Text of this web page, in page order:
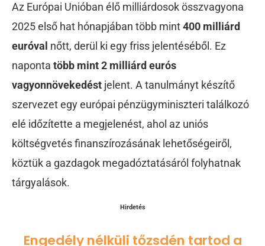
Az Európai Unióban élő milliárdosok összvagyona
2025 első hat hónapjában több mint400 milliárd
euróval nőtt, derül ki egy friss jelentéséből. Ez
naponta több mint 2 milliárd eurós
vagyonnövekedést jelent. A tanulmányt készítő
szervezet egy európai pénzügyminiszteri találkozó
elé időzítette a megjelenést, ahol az uniós
költségvetés finanszírozásának lehetőségeiről,
köztük a gazdagok megadóztatásáról folyhatnak
tárgyalások.
Hirdetés
Engedély nélküli tőzsdén tartod a